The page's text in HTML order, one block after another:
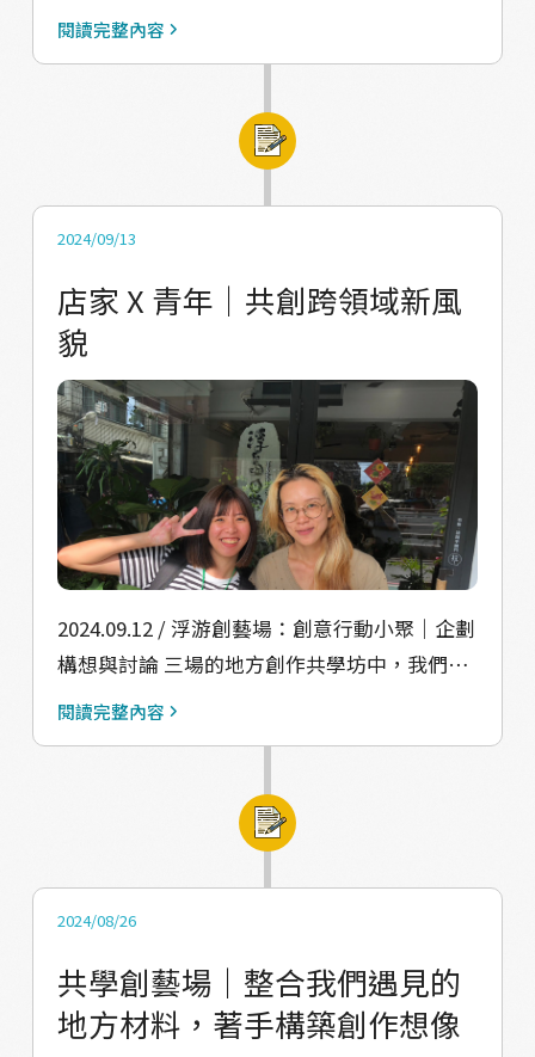
旅行，並且以網頁式圖文手冊，呈現浮游藝術
學坊及創意行動小聚」的製作歷程。一路上因
為這些店家和創作者們的支持，我們能發展出
洲的最佳引路人！ 立即閱讀 ➟ 浮游藝術 2024
聚，我們很高興能聚集平時忙碌的大家，在這
的畫面，簡單，卻不容易。 ⁡ 這裡面有浮洲的在
地居民（又分不同生活區域的住戶）、浮洲的
次來到浮洲的攝影師、第三次踏進浮洲的北藝
夥伴，都跟浮洲有著不同關係，也都有著不同
的專長與深厚的故事。 ⁡ 隨著遊戲的帶領，大家
寫下「希望浮洲能有的事情」以及「不希望浮
洲出現的事物」，從自己關注的事物出發，共
同畫出對於浮洲的想望。接著，由浮島日常負
責人琬淳介紹自己的經歷、採訪編輯專長，也
將浮島空間裡發生過的各種展覽、市集、演出
等活動經驗分享給大家。 ⁡ 運用第一場的願景藍
圖，大家漸漸打開一層新的對話，一起思考我
們能怎麼運用自己的專長，在社區碰撞出不一
樣的火花。過程中我們蒐集到包含一人一菜的
浮洲宴、社區街道美化整理、中山國小一日導
見參與的夥伴在浮洲社團積極分享自己在社區
的所見所聞，好像大家也開始一起在日常中、
入新的養分。 ⁡ 2024.10 / 小聚的夥伴們🌟 希望
大學生 • 戲聚仁 • 浮洲在地居民、合宜住宅
新住戶（一筆森林創意美學、原色魔術劇場 ）
閱讀完整內容
2024/09/13
店家 X 青年｜共創跨領域新風
貌
2024.09.12 / 浮游創藝場：創意行動小聚｜企劃
構想與討論 三場的地方創作共學坊中，我們從
創作青年的探索與討論過程中，發現大家關注
營困難中默默消失。相對地，也常有新店家如
雨後春筍般湧現。」過去的調查顯示，浮洲的
它擁有獨立的火車站，且臺藝大也坐落其中。
臺藝大成立的歷史背景與社區居民遷徙浮洲的
原因，這兩者之間有著歷史脈絡上的關聯，卻
閱讀完整內容
2024/08/26
共學創藝場｜整合我們遇見的
地方材料，著手構築創作想像